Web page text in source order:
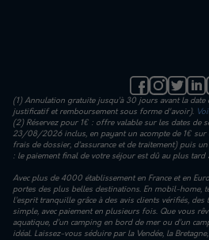
(1) Annulation gratuite jusqu’à 30 jours avant la
justificatif et remboursement sous forme d'avoir).
(2) Réservez pour 1€ : offre valable sur les dates
23/08/2026 inclus, en payant un acompte de 1€ sur
frais de dossier, d’assurance et de traitement) puis
: le paiement final de votre séjour est dû au plus
Avec plus de 4000 établissement en France et en
portes des plus belles destinations. En mobil-home,
l’esprit tranquille grâce à des avis clients vérifiés,
simple, avec paiement en plusieurs fois. Que vous
aquatique, d’un camping en bord de mer ou d’un
idéal. Laissez-vous séduire par la Vendée, la